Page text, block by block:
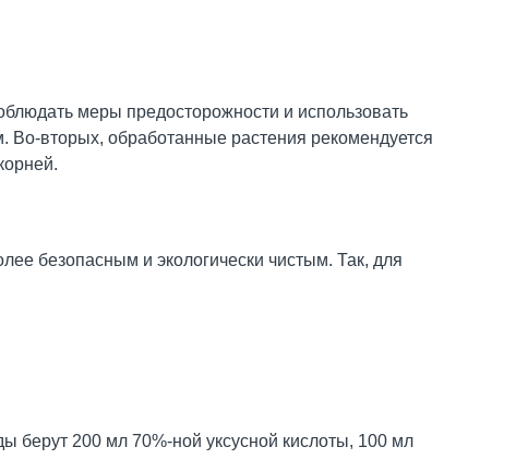
меры предосторожности и использовать
вторых, обработанные растения рекомендуется
безопасным и экологически чистым. Так, для
200 мл 70%-ной уксусной кислоты, 100 мл